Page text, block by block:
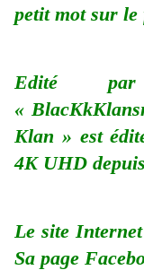
petit mot sur le
Edité par
«
Klan » est
4K UHD
Le site
Sa page